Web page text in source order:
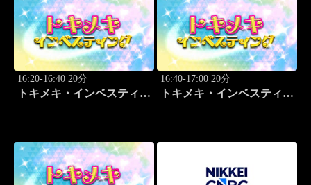
16:20-16:40 20分
トキメキ・インベスティン
16:40-17:00 20分
トキメキ・インベスティン